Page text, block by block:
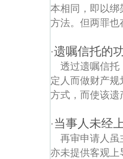
本相同，即以绑
方法。但两罪
·遗嘱信托的
透过遗嘱信托
定人而做财产
方式，而使该遗
·当事人未经
再审申请人虽
亦未提供客观上